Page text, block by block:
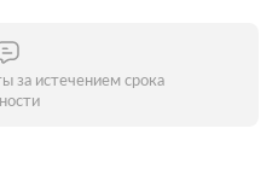
за истечением срока